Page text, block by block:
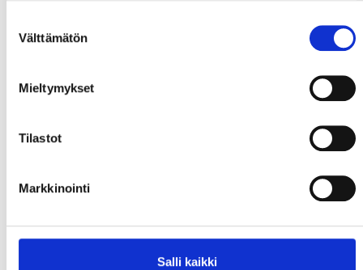
valinta
Välttämätön
Mieltymykset
Tilastot
Markkinointi
Salli kaikki